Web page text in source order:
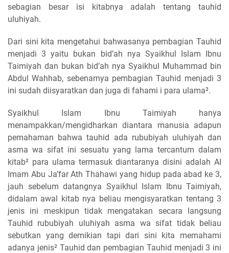
sebagian besar isi kitabnya adalah tentang tauhid
uluhiyah.
Dari sini kita mengetahui bahwasanya pembagian Tauhid
menjadi 3 yaitu bukan bid’ah nya Syaikhul Islam Ibnu
Taimiyah dan bukan bid’ah nya Syaikhul Muhammad bin
Abdul Wahhab, sebenarnya pembagian Tauhid menjadi 3
ini sudah diisyaratkan dan juga di fahami i para ulama².
Syaikhul Islam Ibnu Taimiyah hanya
menampakkan/mengidharkan diantara manusia adapun
pemahaman bahwa tauhid ada rububiyah uluhiyah dan
asma wa sifat ini sesuatu yang lama tercantum dalam
kitab² para ulama termasuk diantaranya disini adalah Al
Imam Abu Ja’far Ath Thahawi yang hidup pada abad ke 3,
jauh sebelum datangnya Syaikhul Islam Ibnu Taimiyah,
didalam awal kitab nya beliau mengisyaratkan tentang 3
jenis ini meskipun tidak mengatakan secara langsung
Tauhid rububiyah uluhiyah asma wa sifat tidak beliau
sebutkan yang demikian tapi dari sini kita memahami
adanya jenis² Tauhid dan pembagian Tauhid menjadi 3 ini